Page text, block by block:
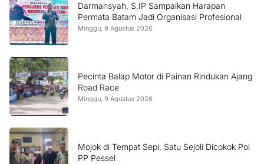
Darmansyah, S.IP Sampaikan Harapan
Permata Batam Jadi Organisasi Profesional
Minggu, 9 Agustus 2026
Pecinta Balap Motor di Painan Rindukan Ajang
Road Race
Minggu, 9 Agustus 2026
Mojok di Tempat Sepi, Satu Sejoli Dicokok Pol
PP Pessel